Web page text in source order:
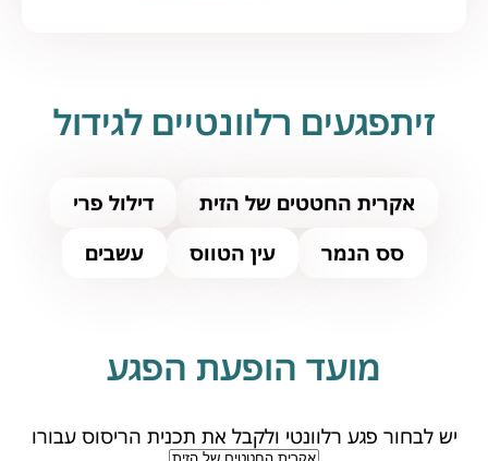
זיתפגעים רלוונטיים לגידול
אקרית החטטים של הזית
דילול פרי
סס הנמר
עין הטווס עשבים
מועד הופעת הפגע
יש לבחור פגע רלוונטי ולקבל את תכנית הריסוס עבורו